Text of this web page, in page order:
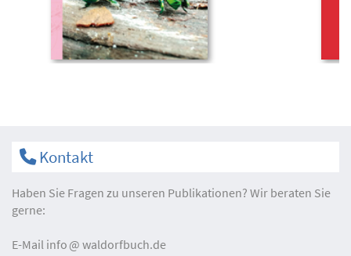
Kontakt
Haben Sie Fragen zu unseren Publikationen? Wir beraten Sie
gerne:
E-Mail info waldorfbuch.de